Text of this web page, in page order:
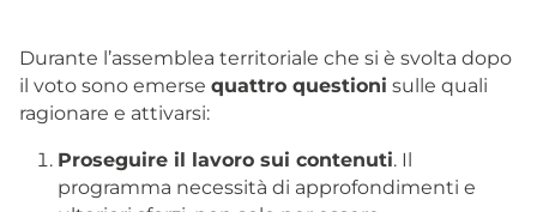
Durante l’assemblea territoriale che si è svolta dopo
il voto sono emerse quattro questioni sulle quali
ragionare e attivarsi:
Proseguire il lavoro sui contenuti. Il
programma necessità di approfondimenti e